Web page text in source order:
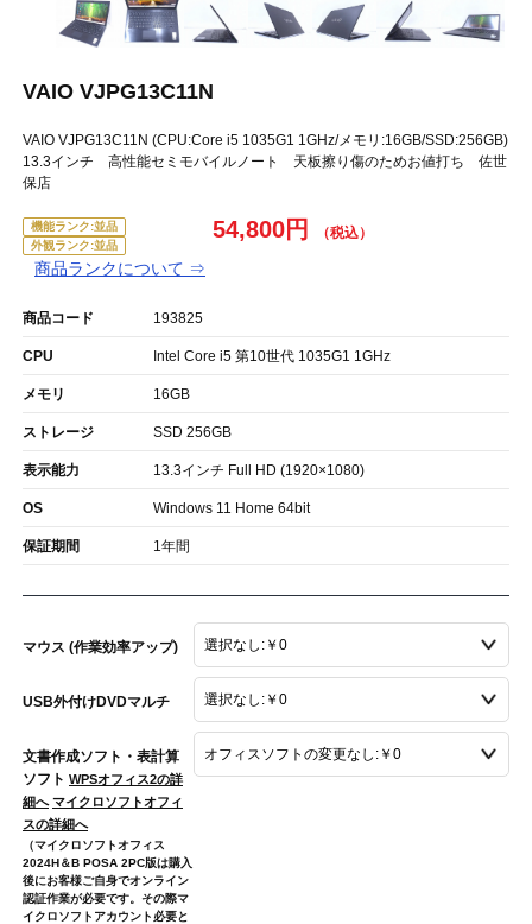
VAIO VJPG13C11N
VAIO VJPG13C11N (CPU:Core i5 1035G1 1GHz/メモリ:16GB/SSD:256GB)
13.3インチ 高性能セミモバイルノート 天板擦り傷のためお値打ち 佐世
保店
機能ランク:並品
外観ランク:並品
商品ランクについて ⇒
54,800円
商品コード 193825
CPU Intel Core i5 第10世代 1035G1 1GHz
メモリ 16GB
ストレージ SSD 256GB
表示能力 13.3インチ Full HD (1920×1080)
OS Windows 11 Home 64bit
保証期間 1年間
マウス (作業効率アップ)
USB外付けDVDマルチ
文書作成ソフト・表計算
ソフト WPSオフィス2の詳
細へ マイクロソフトオフィ
スの詳細へ
（マイクロソフトオフィス
2024H＆B POSA 2PC版は購入
後にお客様ご自身でオンライン
認証作業が必要です。その際マ
イクロソフトアカウント必要と